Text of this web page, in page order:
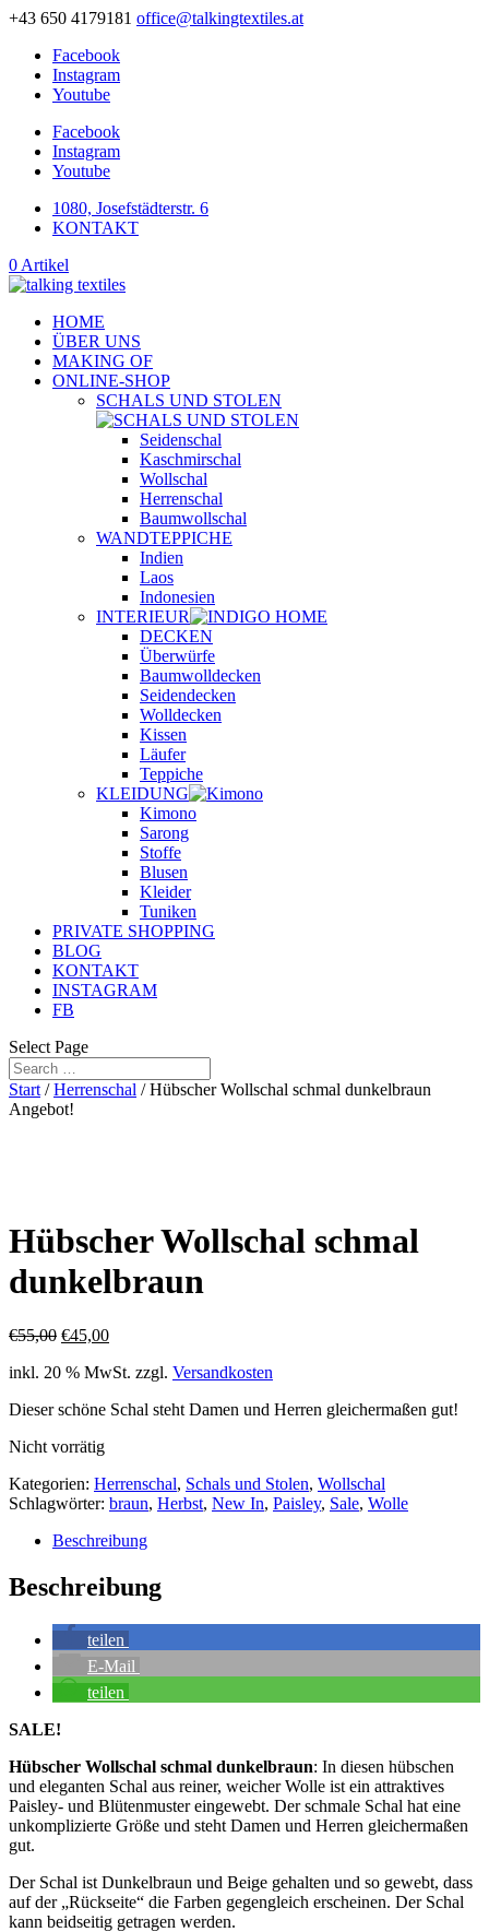
+43 650 4179181 office@talkingtextiles.at
Facebook
Instagram
Youtube
Facebook
Instagram
Youtube
1080, Josefstädterstr. 6
KONTAKT
0 Artikel
HOME
ÜBER UNS
MAKING OF
ONLINE-SHOP
SCHALS UND STOLEN
Seidenschal
Kaschmirschal
Wollschal
Herrenschal
Baumwollschal
WANDTEPPICHE
Indien
Laos
Indonesien
INTERIEUR
DECKEN
Überwürfe
Baumwolldecken
Seidendecken
Wolldecken
Kissen
Läufer
Teppiche
KLEIDUNG
Kimono
Sarong
Stoffe
Blusen
Kleider
Tuniken
PRIVATE SHOPPING
BLOG
KONTAKT
INSTAGRAM
FB
Select Page
Start /Herrenschal / Hübscher Wollschal schmal dunkelbraun
Angebot!
Hübscher Wollschal schmal
dunkelbraun
€55,00 Ursprünglicher
war:
€45,00Aktueller
ist:
inkl. 20 % MwSt. zzgl. Versandkosten
Dieser schöne Schal steht Damen und Herren gleichermaßen gut!
Nicht vorrätig
Kategorien: Herrenschal, Schals und Stolen, Wollschal
Schlagwörter: braun, Herbst, New In, Paisley, Sale, Wolle
Beschreibung
Beschreibung
teilen
E-Mail
teilen
SALE!
Hübscher Wollschal schmal dunkelbraun: In diesen hübschen
und eleganten Schal aus reiner, weicher Wolle ist ein attraktives
Paisley- und Blütenmuster eingewebt. Der schmale Schal hat eine
unkomplizierte Größe und steht Damen und Herren gleichermaßen
gut.
Der Schal ist Dunkelbraun und Beige gehalten und so gewebt, dass
auf der „Rückseite“ die Farben gegengleich erscheinen. Der Schal
kann beidseitig getragen werden.